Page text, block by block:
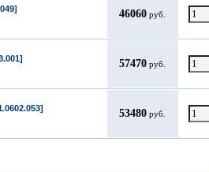
46060 руб.
57470 руб.
53480 руб.